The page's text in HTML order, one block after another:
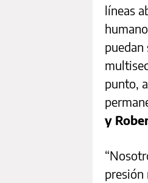
líneas
puedan
punto,
y
presión